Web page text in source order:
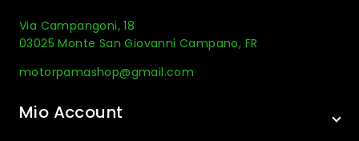
Via Campangoni, 18
03025 Monte San Giovanni Campano, FR
motorpamashop@gmail.com
Mio Account